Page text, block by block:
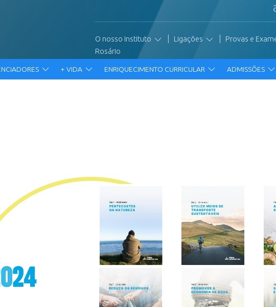
O nosso Instituto Ligações Provas e
Rosário
+ VIDA ENRIQUECIMENTO CURRICULAR ADMISSÕES